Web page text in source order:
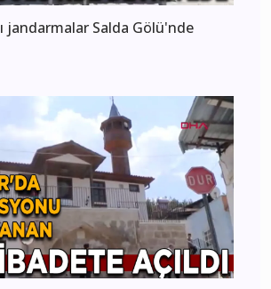
jandarmalar Salda Gölü'nde